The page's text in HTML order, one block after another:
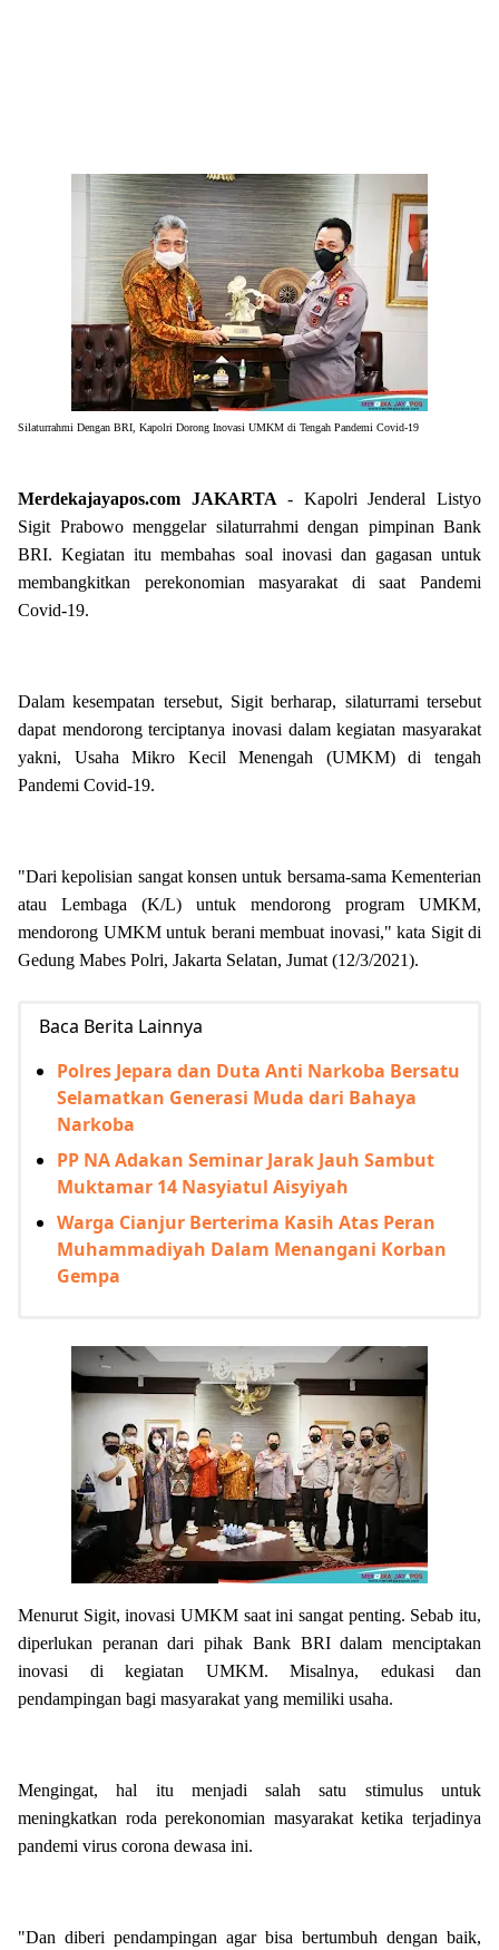
Silaturrahmi Dengan BRI, Kapolri Dorong Inovasi UMKM di Tengah Pandemi Covid-19
Merdekajayapos.com JAKARTA- Kapolri Jenderal Listyo
Sigit Prabowo menggelar silaturrahmi dengan pimpinan Bank
BRI. Kegiatan itu membahas soal inovasi dan gagasan untuk
membangkitkan perekonomian masyarakat di saat Pandemi
Covid-19.
Dalam kesempatan tersebut, Sigit berharap, silaturrami tersebut
dapat mendorong terciptanya inovasi dalam kegiatan masyarakat
yakni, Usaha Mikro Kecil Menengah (UMKM) di tengah
Pandemi Covid-19.
"Dari kepolisian sangat konsen untuk bersama-sama Kementerian
atau Lembaga (K/L) untuk mendorong program UMKM,
mendorong UMKM untuk berani membuat inovasi," kata Sigit di
Gedung Mabes Polri, Jakarta Selatan, Jumat (12/3/2021).
Baca Berita Lainnya
Polres Jepara dan Duta Anti Narkoba Bersatu
Selamatkan Generasi Muda dari Bahaya
Narkoba
PP NA Adakan Seminar Jarak Jauh Sambut
Muktamar 14 Nasyiatul Aisyiyah
Warga Cianjur Berterima Kasih Atas Peran
Muhammadiyah Dalam Menangani Korban
Gempa
Menurut Sigit, inovasi UMKM saat ini sangat penting. Sebab itu,
diperlukan peranan dari pihak Bank BRI dalam menciptakan
inovasi di kegiatan UMKM. Misalnya, edukasi dan
pendampingan bagi masyarakat yang memiliki usaha.
Mengingat, hal itu menjadi salah satu stimulus untuk
meningkatkan roda perekonomian masyarakat ketika terjadinya
pandemi virus corona dewasa ini.
"Dan diberi pendampingan agar bisa bertumbuh dengan baik,